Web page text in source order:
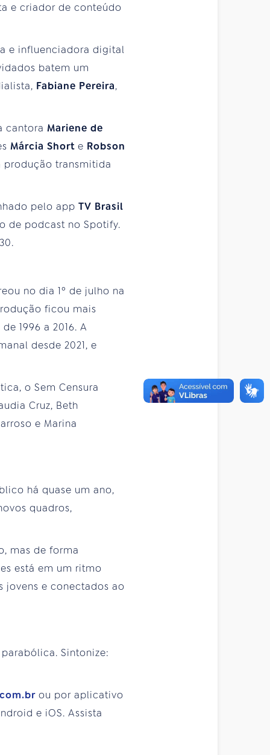
e criador de conteúdo
e influenciadora digital
batem um
Fabiane Pereira,
cantora Mariene de
Márcia Short e Robson
produção transmitida
pelo app TV Brasil
de podcast no Spotify.
no dia 1º de julho na
ficou mais
1996 a 2016. A
desde 2021, e
o Sem Censura
Cruz, Beth
e Marina
há quase um ano,
quadros,
mas de forma
está em um ritmo
jovens e conectados ao
Sintonize:
ou por aplicativo
e iOS. Assista